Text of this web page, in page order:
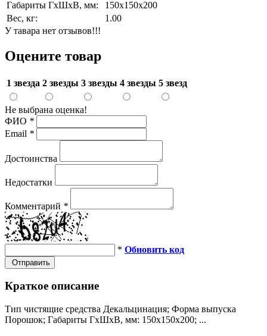
Габариты ГхШхВ, мм:
150х150х200
Вес, кг:
1.00
У тавара нет отзывов!!!
Оцените товар
1 звезда 2 звезды 3 звезды 4 звезды 5 звезд
Не выбрана оценка!
ФИО *
Email *
Достоинства
Недостатки
Комментарий *
* Обновить код
Отправить
Краткое описание
Тип чистящие средства Декальцинация; Форма выпуска
Порошок; Габариты ГхШхВ, мм: 150х150х200; ...